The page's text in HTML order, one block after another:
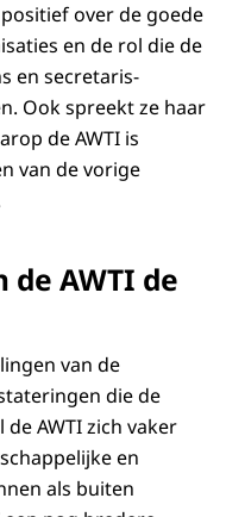
over de goede
en de rol die de
en secretaris-
Ook spreekt ze haar
de AWTI is
van de vorige
AWTI de
van de
die de
AWTI zich vaker
en
als buiten